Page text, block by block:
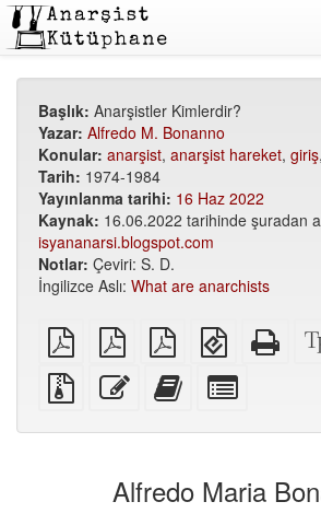
Başlık: Anarşistler Kimlerdir?
Yazar: Alfredo M. Bonanno
Konular: anarşist, anarşist hareket, giriş,
Tarih: 1974-1984
Yayınlanma tarihi: 16 Haz 2022
Kaynak: 16.06.2022 tarihinde şuradan
isyananarsi.blogspot.com
Notlar: Çeviri: S. D.
İngilizce Aslı: What are anarchists
Düz
PDF
A5
PDF
A6
PDF
EPUB
(mobil
cihazlar
için)
Ek
dosyalarla
kaynak
metni
Bu
metni
yapıcıyatek
parçaları
seç
Alfredo Maria